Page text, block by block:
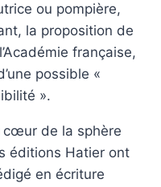
ou pompière,
la proposition de
française,
possible «
».
cœur de la sphère
éditions Hatier ont
en écriture